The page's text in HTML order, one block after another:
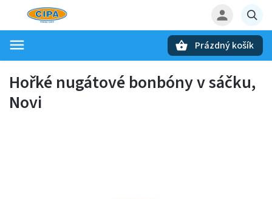
Prázdný košík
Hořké nugátové bonbóny v sáčku,
Novi